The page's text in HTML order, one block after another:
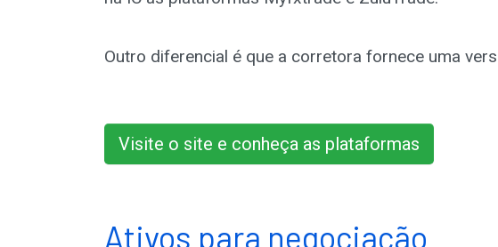
Outro diferencial é que a corretora fornece uma
Visite o site e conheça as plataformas
Ativos para negociação